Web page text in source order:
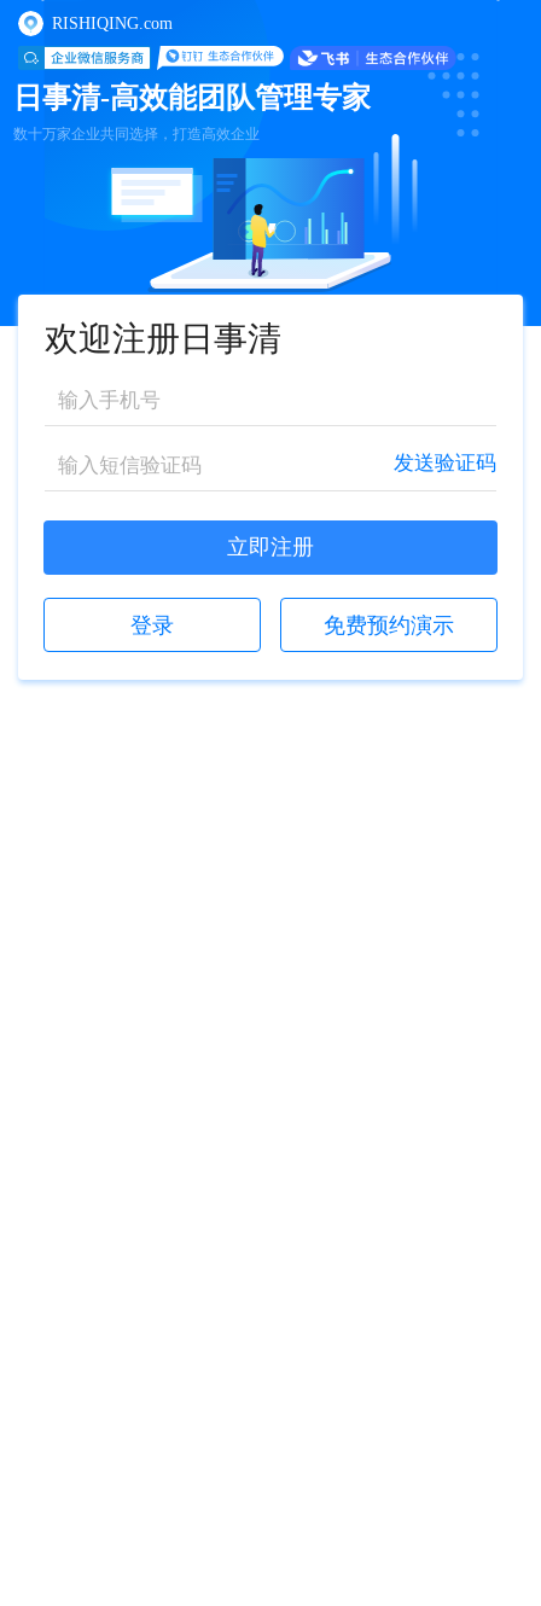
RISHIQING.com
日事清-高效能团队管理专家
数十万家企业共同选择，打造高效企业
欢迎注册日事清
发送验证码
立即注册
登录 免费预约演示